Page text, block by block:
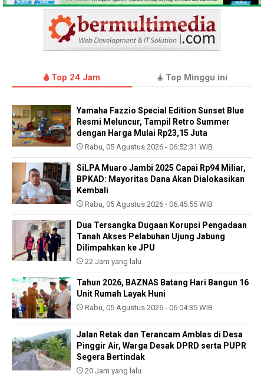
Top 24 Jam Top Minggu ini
Yamaha Fazzio Special Edition Sunset Blue
Resmi Meluncur, Tampil Retro Summer
dengan Harga Mulai Rp23,15 Juta
Rabu, 05 Agustus 2026 - 06:52:31 WIB
SiLPA Muaro Jambi 2025 Capai Rp94 Miliar,
BPKAD: Mayoritas Dana Akan Dialokasikan
Kembali
Rabu, 05 Agustus 2026 - 06:45:55 WIB
Dua Tersangka Dugaan Korupsi Pengadaan
Tanah Akses Pelabuhan Ujung Jabung
Dilimpahkan ke JPU
22 Jam yang lalu
Tahun 2026, BAZNAS Batang Hari Bangun 16
Unit Rumah Layak Huni
Rabu, 05 Agustus 2026 - 06:04:35 WIB
Jalan Retak dan Terancam Amblas di Desa
Pinggir Air, Warga Desak DPRD serta PUPR
Segera Bertindak
20 Jam yang lalu